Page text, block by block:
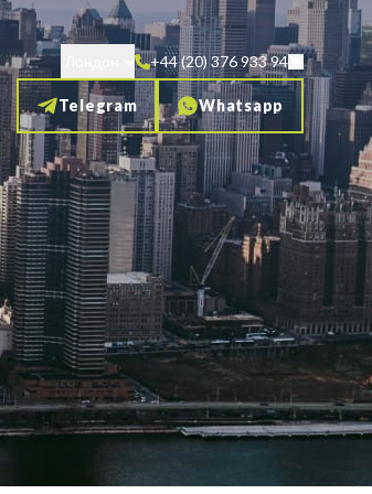
+44 (20) 376 933 94
Telegram Whatsapp